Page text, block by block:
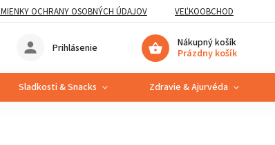
OCHRANY OSOBNÝCH ÚDAJOV VEĽKOOBCHOD
Nákupný košík
Prázdny košík
Prihlásenie
Sladkosti & Snacks Zdravie & Ajurvéda